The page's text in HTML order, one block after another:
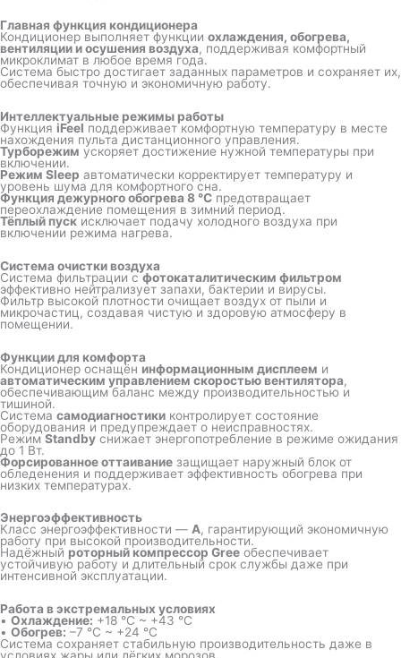
Главная функция кондиционера
Кондиционер выполняет функции охлаждения, обогрева,
вентиляции и осушения воздуха, поддерживая комфортный
микроклимат в любое время года.
Система быстро достигает заданных параметров и сохраняет их,
обеспечивая точную и экономичную работу.
Интеллектуальные режимы работы
Функция iFeel поддерживает комфортную температуру в месте
нахождения пульта дистанционного управления.
Турборежим ускоряет достижение нужной температуры при
включении.
Режим Sleep автоматически корректирует температуру и
уровень шума для комфортного сна.
Функция дежурного обогрева 8 °C предотвращает
переохлаждение помещения в зимний период.
Тёплый пуск исключает подачу холодного воздуха при
включении режима нагрева.
Система очистки воздуха
Система фильтрации сфотокаталитическим фильтром
эффективно нейтрализует запахи, бактерии и вирусы.
Фильтр высокой плотности очищает воздух от пыли и
микрочастиц, создавая чистую и здоровую атмосферу в
помещении.
Функции для комфорта
Кондиционер оснащён информационным дисплеем и
автоматическим управлением скоростью вентилятора,
обеспечивающим баланс между производительностью и
тишиной.
Система самодиагностики контролирует состояние
оборудования и предупреждает о неисправностях.
РежимStandby снижает энергопотребление в режиме ожидания
до 1 Вт.
Форсированное оттаивание защищает наружный блок от
обледенения и поддерживает эффективность обогрева при
низких температурах.
Энергоэффективность
Класс энергоэффективности — A, гарантирующий экономичную
работу при высокой производительности.
Надёжный роторный компрессор Gree обеспечивает
устойчивую работу и длительный срок службы даже при
интенсивной эксплуатации.
Работа в экстремальных условиях
• Охлаждение: +18 °C ~ +43 °C
• Обогрев: –7 °C ~ +24 °C
Система сохраняет стабильную производительность даже в